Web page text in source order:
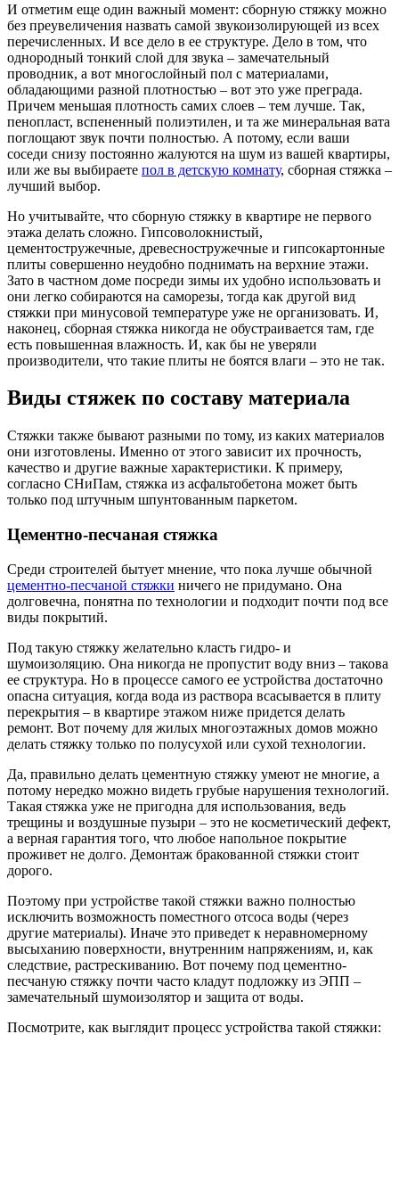
И отметим еще один важный момент: сборную стяжку можно
без преувеличения назвать самой звукоизолирующей из всех
перечисленных. И все дело в ее структуре. Дело в том, что
однородный тонкий слой для звука – замечательный
проводник, а вот многослойный пол с материалами,
обладающими разной плотностью – вот это уже преграда.
Причем меньшая плотность самих слоев – тем лучше. Так,
пенопласт, вспененный полиэтилен, и та же минеральная вата
поглощают звук почти полностью. А потому, если ваши
соседи снизу постоянно жалуются на шум из вашей квартиры,
или же вы выбираете пол в детскую комнату, сборная стяжка –
лучший выбор.
Но учитывайте, что сборную стяжку в квартире не первого
этажа делать сложно. Гипсоволокнистый,
цементостружечные, древесностружечные и гипсокартонные
плиты совершенно неудобно поднимать на верхние этажи.
Зато в частном доме посреди зимы их удобно использовать и
они легко собираются на саморезы, тогда как другой вид
стяжки при минусовой температуре уже не организовать. И,
наконец, сборная стяжка никогда не обустраивается там, где
есть повышенная влажность. И, как бы не уверяли
производители, что такие плиты не боятся влаги – это не так.
Виды стяжек по составу материала
Стяжки также бывают разными по тому, из каких материалов
они изготовлены. Именно от этого зависит их прочность,
качество и другие важные характеристики. К примеру,
согласно СНиПам, стяжка из асфальтобетона может быть
только под штучным шпунтованным паркетом.
Цементно-песчаная стяжка
Среди строителей бытует мнение, что пока лучше обычной
цементно-песчаной стяжки ничего не придумано. Она
долговечна, понятна по технологии и подходит почти под все
виды покрытий.
Под такую стяжку желательно класть гидро- и
шумоизоляцию. Она никогда не пропустит воду вниз – такова
ее структура. Но в процессе самого ее устройства достаточно
опасна ситуация, когда вода из раствора всасывается в плиту
перекрытия – в квартире этажом ниже придется делать
ремонт. Вот почему для жилых многоэтажных домов можно
делать стяжку только по полусухой или сухой технологии.
Да, правильно делать цементную стяжку умеют не многие, а
потому нередко можно видеть грубые нарушения технологий.
Такая стяжка уже не пригодна для использования, ведь
трещины и воздушные пузыри – это не косметический дефект,
а верная гарантия того, что любое напольное покрытие
проживет не долго. Демонтаж бракованной стяжки стоит
дорого.
Поэтому при устройстве такой стяжки важно полностью
исключить возможность поместного отсоса воды (через
другие материалы). Иначе это приведет к неравномерному
высыханию поверхности, внутренним напряжениям, и, как
следствие, растрескиванию. Вот почему под цементно-
песчаную стяжку почти часто кладут подложку из ЭПП –
замечательный шумоизолятор и защита от воды.
Посмотрите, как выглядит процесс устройства такой стяжки: